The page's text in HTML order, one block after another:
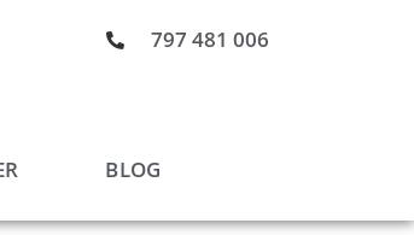
797 481 006
BLOG